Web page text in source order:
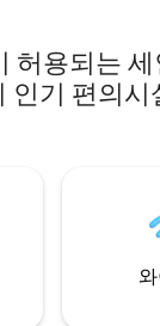
허용되는
인기 편의시